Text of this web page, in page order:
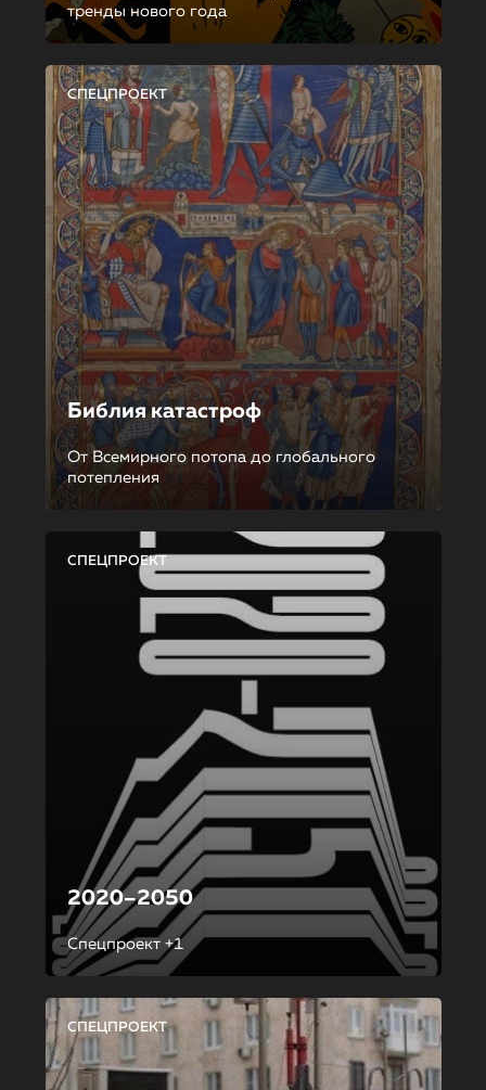
тренды нового года
СПЕЦПРОЕКТ
Библия катастроф
От Всемирного потопа до глобального
потепления
СПЕЦПРОЕКТ
2020–2050
Спецпроект +1
СПЕЦПРОЕКТ